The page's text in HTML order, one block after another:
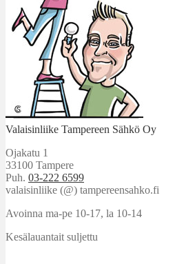
Valaisinliike Tampereen Sähkö Oy
Ojakatu 1
33100 Tampere
Puh. 03-222 6599
valaisinliike (@) tampereensahko.fi
Avoinna ma-pe 10-17, la 10-14
Kesälauantait suljettu